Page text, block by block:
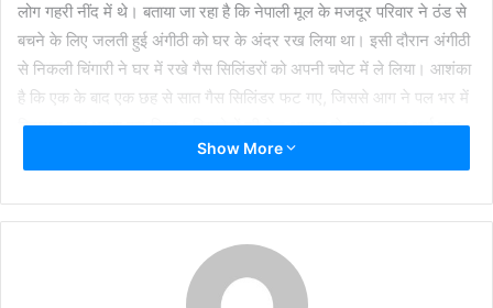
लोग गहरी नींद में थे। बताया जा रहा है कि नेपाली मूल के मजदूर परिवार ने ठंड से
बचने के लिए जलती हुई अंगीठी को घर के अंदर रख लिया था। इसी दौरान अंगीठी
से निकली चिंगारी ने घर में रखे गैस सिलिंडरों को अपनी चपेट में ले लिया। आशंका
है कि एक के बाद एक छह से सात गैस सिलिंडर फट गए, जिससे आग ने पल भर में
विकराल रूप धारण कर लिया। विस्फोटों की तेज आवाज से पूरा इलाका थर्रा उठा
और आसपास के लोग सहम गए।
आग की सूचना मिलते ही प्रशासन, दमकल विभाग, पुलिस, एनडीआरएफ और
एसडीआरएफ की टीमें तत्काल मौके पर पहुंचीं। दमकल कर्मियों ने कई घंटों की
कड़ी मशक्कत के बाद आग पर काबू पाया, लेकिन तब तक मकान पूरी तरह जलकर
मलबे में तब्दील हो चुका था। राहत और बचाव कार्य के दौरान मलबे से कुछ मानव
Show More